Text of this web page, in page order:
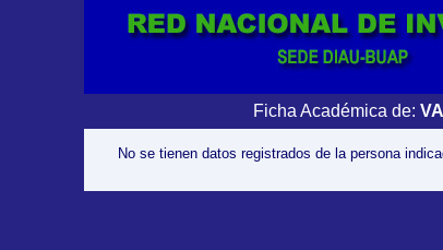
Ficha Académica de:
No se tienen datos registrados de la persona